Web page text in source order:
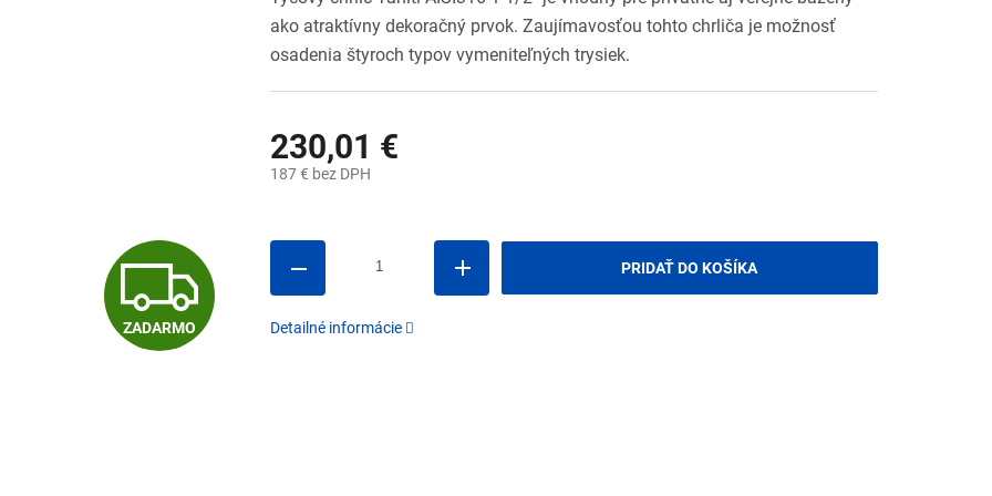
Z
A
ZADARMO
230,01 €
187 € bez DPH
PRIDAŤ DO KOŠÍKA
ako atraktívny dekoračný prvok. Zaujímavosťou tohto chrliča je možnosť
osadenia štyroch typov vymeniteľných trysiek.
Detailné informácie